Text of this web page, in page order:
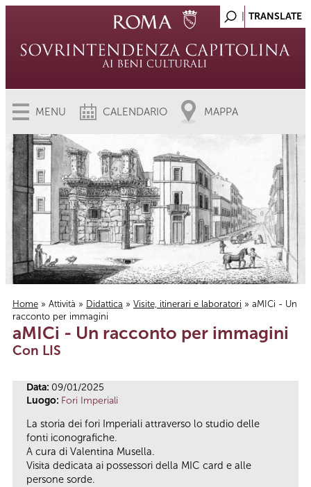
MENU CALENDARIO MAPPA
Tu sei qui
Home » Attività » Didattica » Visite, itinerari e laboratori » aMICi - Un
racconto per immagini
aMICi - Un racconto per immagini
Con LIS
Data: 09/01/2025
Luogo: Fori Imperiali
La storia dei fori Imperiali attraverso lo studio delle
fonti iconografiche.
A cura di Valentina Musella.
Visita dedicata ai possessori della MIC card e alle
persone sorde.